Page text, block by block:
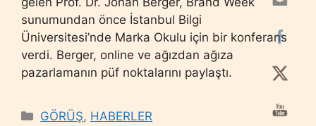
sunumundan önce İstanbul Bilgi
Üniversitesi’nde Marka Okulu için bir konferans
verdi. Berger, online ve ağızdan ağıza
pazarlamanın püf noktalarını paylaştı.
Categories
GÖRÜŞ, HABERLER